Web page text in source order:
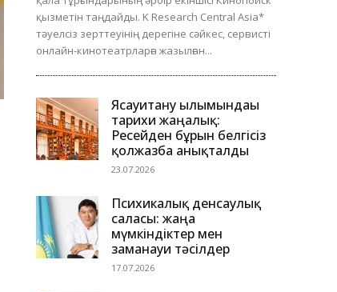
қызметін таңдайды. K Research Central Asia*
тәуелсіз зерттеуінің дерегіне сәйкес, сервисті
онлайн-кинотеатрларға жазылған...
Ясауитану ғылымындағы
тарихи жаңалық:
Ресейден бұрын белгісіз
қолжазба анықталды
23.07.2026
Психикалық денсаулық
саласы: жаңа
мүмкіндіктер мен
заманауи тәсілдер
17.07.2026